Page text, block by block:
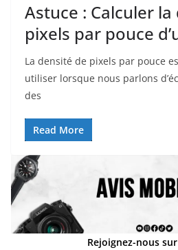
Astuce : Calculer
pixels par pouce
La densité de pixels par pouce
utiliser lorsque nous parlons
des
Read More
Rejoignez-nous